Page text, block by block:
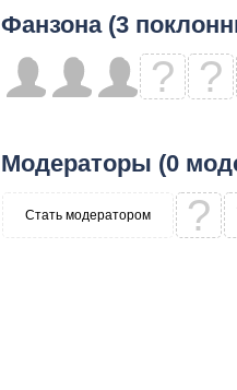
Фанзона (3
? ?
Модераторы (0
Стать модератором ?